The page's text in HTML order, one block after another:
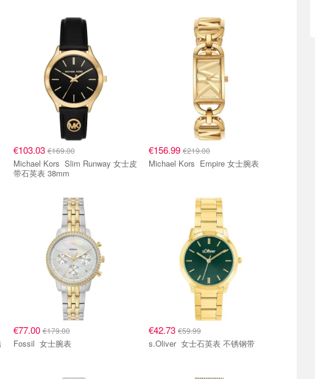
€103.03€169.00
Michael Kors Slim Runway 女士皮
带石英表 38mm
€156.99 €219.00
Michael Kors Empire 女士腕表
€77.00€179.00
Fossil 女士腕表
€42.73 €59.99
s.Oliver 女士石英表 不锈钢带